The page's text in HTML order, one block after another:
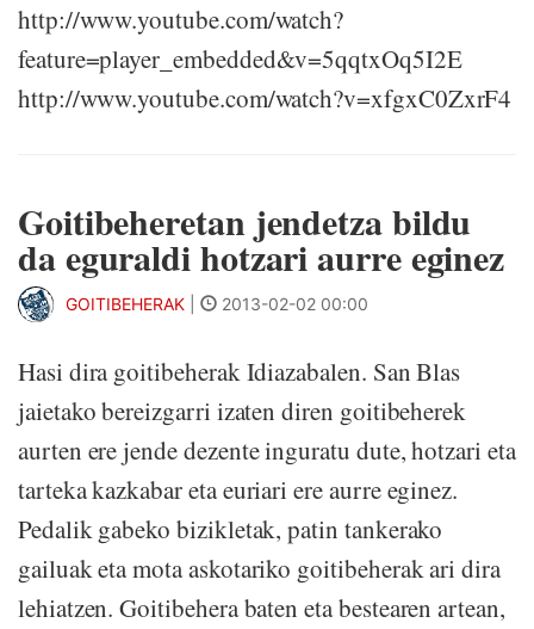
http://www.youtube.com/watch?
feature=player_embedded&v=5qqtxOq5I2E
http://www.youtube.com/watch?v=xfgxC0ZxrF4
Goitibeheretan jendetza bildu
da eguraldi hotzari aurre eginez
GOITIBEHERAK 2013-02-02 00:00
Hasi dira goitibeherak Idiazabalen. San Blas
jaietako bereizgarri izaten diren goitibeherek
aurten ere jende dezente inguratu dute, hotzari eta
tarteka kazkabar eta euriari ere aurre eginez.
Pedalik gabeko bizikletak, patin tankerako
gailuak eta mota askotariko goitibeherak ari dira
lehiatzen. Goitibehera baten eta bestearen artean,